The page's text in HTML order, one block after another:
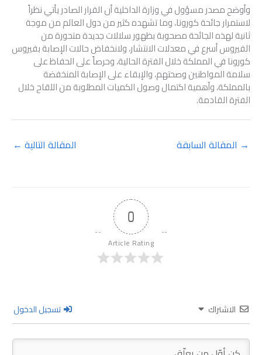
وأوضح مصدر مسؤول في وزارة الداخلية أن القرار الصادر يأتي نظراً
لاستمرار جائحة كورونا، وما تشهده كثير من دول العالم من موجة
ثانية لهذه الجائحة مصحوبة بظهور سلالات جديدة متحورة من
الفيروس أسرع في معدلات الانتشار، ولانخفاض حالات الإصابة بفيروس
كورونا في المملكة خلال الفترة الحالية، وحرصاً على الحفاظ على
سلامة المواطنين وصحتهم، والإبقاء على الإصابة المنخفضة
بالمملكة، وأهمية اكتمال وصول الكميات المطلوبة من اللقاح خلال
الفترة القادمة.
→ المقالة السابقة المقالة التالية ←
0
Article Rating
الاشتراك تسجيل الدخول